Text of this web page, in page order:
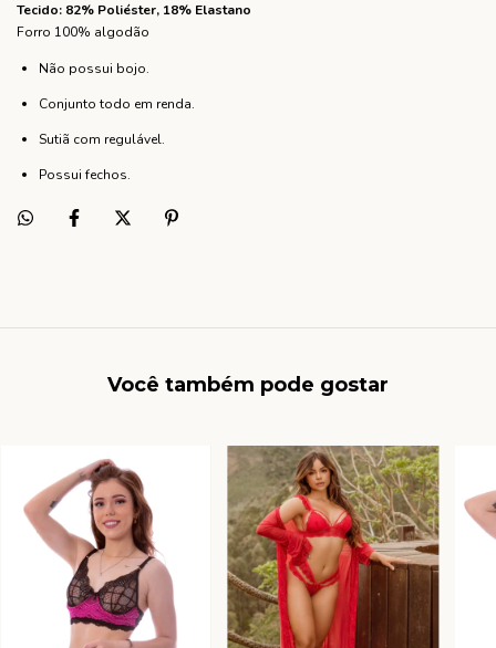
Tecido: 82% Poliéster, 18% Elastano
Forro 100% algodão
Não possui bojo.
Conjunto todo em renda.
Sutiã com regulável.
Possui fechos.
Você também pode gostar